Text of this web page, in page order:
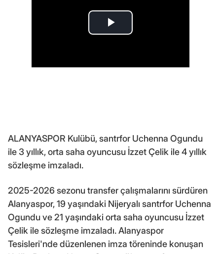
ALANYASPOR Kulübü, santrfor Uchenna Ogundu
ile 3 yıllık, orta saha oyuncusu İzzet Çelik ile 4 yıllık
sözleşme imzaladı.
2025-2026 sezonu transfer çalışmalarını sürdüren
Alanyaspor, 19 yaşındaki Nijeryalı santrfor Uchenna
Ogundu ve 21 yaşındaki orta saha oyuncusu İzzet
Çelik ile sözleşme imzaladı. Alanyaspor
Tesisleri'nde düzenlenen imza töreninde konuşan